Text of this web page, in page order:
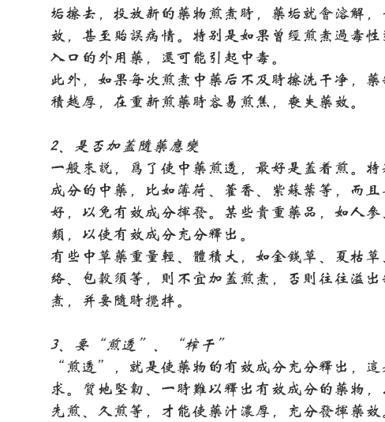
垢擦去，投放新的药物煎煮时，药垢就会溶解，
效，甚至贻误病情。特别是如果曾经煎煮过毒
入口的外用药，还可能引起中毒。
此外，如果每次煎煮中药后不及时擦洗干净，药
积越厚，在重新煎药时容易煎焦，丧失药效。
2、是否加盖随药应变
一般来说，为了使中药煎透，最好是盖着煎。
成分的中药，比如薄荷、藿香、紫苏叶等，而
好，以免有效成分挥发。某些贵重药品，如人
类，以使有效成分充分释出。
有些中草药重量轻、体积大，如金钱草、夏枯
络、包谷须等，则不宜加盖煎煮，否则往往溢
煮，并要随时搅拌。
3、要“煎透”、“榨干”
“煎透”，就是使药物的有效成分充分释出，这
求。质地坚韧、一时难以释出有效成分的药物，
先煎、久煎等，才能使药汁浓厚，充分发挥药